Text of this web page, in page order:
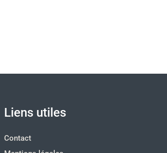
Liens utiles
Contact